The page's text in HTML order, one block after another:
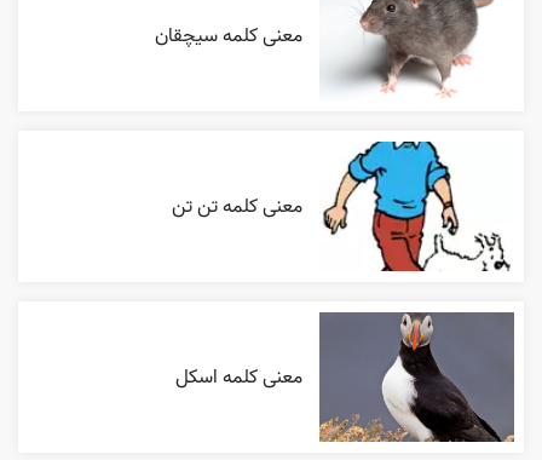
معنی کلمه سیچقان
معنی کلمه تن تن
معنی کلمه اسکل